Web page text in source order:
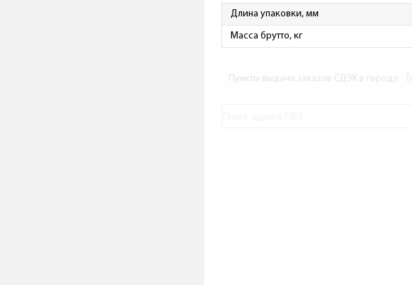
Длина упаковки, мм
Масса брутто, кг
Пункты выдачи заказов СДЭК в городе